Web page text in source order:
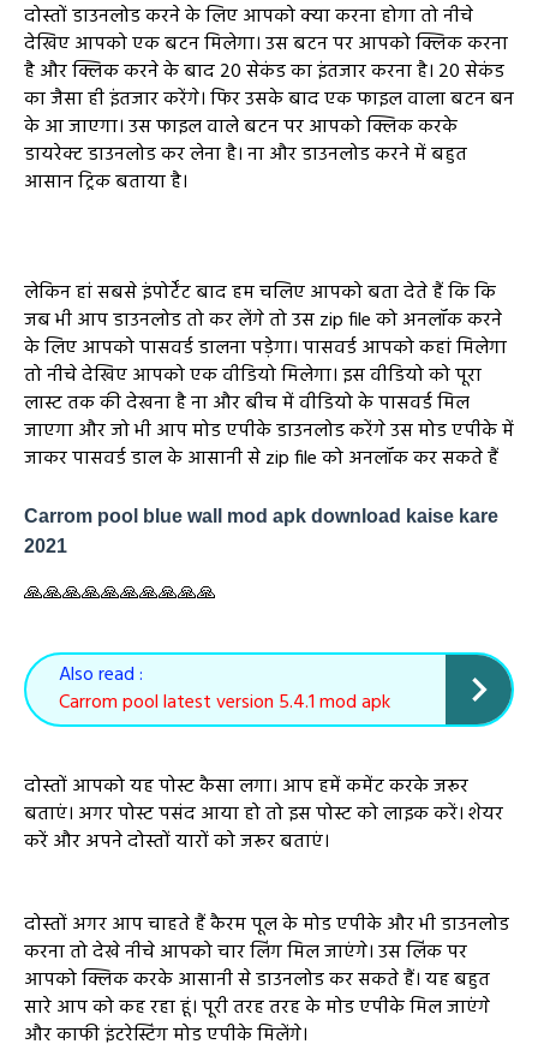
दोस्तों डाउनलोड करने के लिए आपको क्या करना होगा तो नीचे
देखिए आपको एक बटन मिलेगा। उस बटन पर आपको क्लिक करना
है और क्लिक करने के बाद 20 सेकंड का इंतजार करना है। 20 सेकंड
का जैसा ही इंतजार करेंगे। फिर उसके बाद एक फाइल वाला बटन बन
के आ जाएगा। उस फाइल वाले बटन पर आपको क्लिक करके
डायरेक्ट डाउनलोड कर लेना है। ना और डाउनलोड करने में बहुत
आसान ट्रिक बताया है।
लेकिन हां सबसे इंपोर्टेंट बाद हम चलिए आपको बता देते हैं कि कि
जब भी आप डाउनलोड तो कर लेंगे तो उस zip file को अनलॉक करने
के लिए आपको पासवर्ड डालना पड़ेगा। पासवर्ड आपको कहां मिलेगा
तो नीचे देखिए आपको एक वीडियो मिलेगा। इस वीडियो को पूरा
लास्ट तक की देखना है ना और बीच में वीडियो के पासवर्ड मिल
जाएगा और जो भी आप मोड एपीके डाउनलोड करेंगे उस मोड एपीके में
जाकर पासवर्ड डाल के आसानी से zip file को अनलॉक कर सकते हैं
Carrom pool blue wall mod apk download kaise kare
2021
🙏🙏🙏🙏🙏🙏🙏🙏🙏🙏
Also read :
Carrom pool latest version 5.4.1 mod apk
दोस्तों आपको यह पोस्ट कैसा लगा। आप हमें कमेंट करके जरूर
बताएं। अगर पोस्ट पसंद आया हो तो इस पोस्ट को लाइक करें। शेयर
करें और अपने दोस्तों यारों को जरूर बताएं।
दोस्तों अगर आप चाहते हैं कैरम पूल के मोड एपीके और भी डाउनलोड
करना तो देखे नीचे आपको चार लिंग मिल जाएंगे। उस लिंक पर
आपको क्लिक करके आसानी से डाउनलोड कर सकते हैं। यह बहुत
सारे आप को कह रहा हूं। पूरी तरह तरह के मोड एपीके मिल जाएंगे
और काफी इंटरेस्टिंग मोड एपीके मिलेंगे।